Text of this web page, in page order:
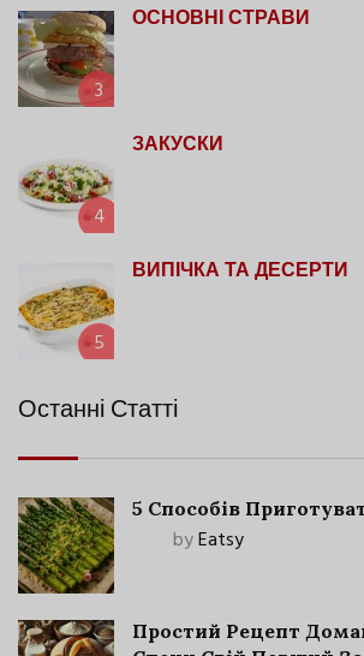
3
ОСНОВНІ СТРАВИ
4
ЗАКУСКИ
5
ВИПІЧКА ТА ДЕСЕРТИ
Останні Статті
5 Способів
byEatsy
Простий Рецепт